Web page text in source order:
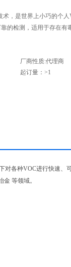
术，是世界上小巧的个
的检测，适用于存在有
厂商性质:代理商
起订量：>1
对各种VOC进行快速、
等领域。